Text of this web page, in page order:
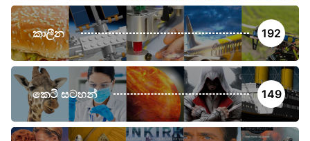
කාලීන 192
කෙටි සටහන් 149